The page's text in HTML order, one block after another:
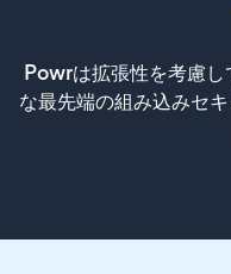
Powrは拡張性を考慮
な最先端の組み込みセ